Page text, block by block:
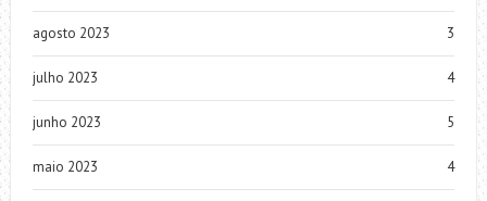
agosto 2023 3
julho 2023 4
junho 2023 5
maio 2023 4